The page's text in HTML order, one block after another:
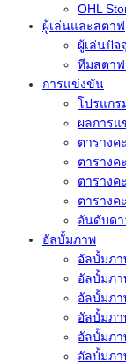
OHL
ผู้เล่นและสตาฟ
ผู้เล่นปัจ
ทีมสตา
การแข่งขัน
โปรแก
ผลการ
ตาราง
ตารางค
ตารางค
ตารางค
อันดับด
อัลบั้มภาพ
อัลบั้มภา
อัลบั้มภา
อัลบั้มภา
อัลบั้มภา
อัลบั้มภา
อัลบั้มภา